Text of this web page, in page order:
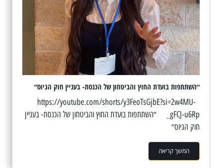
״השתתפות בועדת החוץ והביטחון של הכנסת- בעניין חוק הגיוס״
https://youtube.com/shorts/y3FeoTsGjbE?si=2w4MU-
_gFCJ-u6Rp ״השתתפות בועדת החוץ והביטחון של הכנסת- בעניין
חוק הגיוס״
המשך קריאה